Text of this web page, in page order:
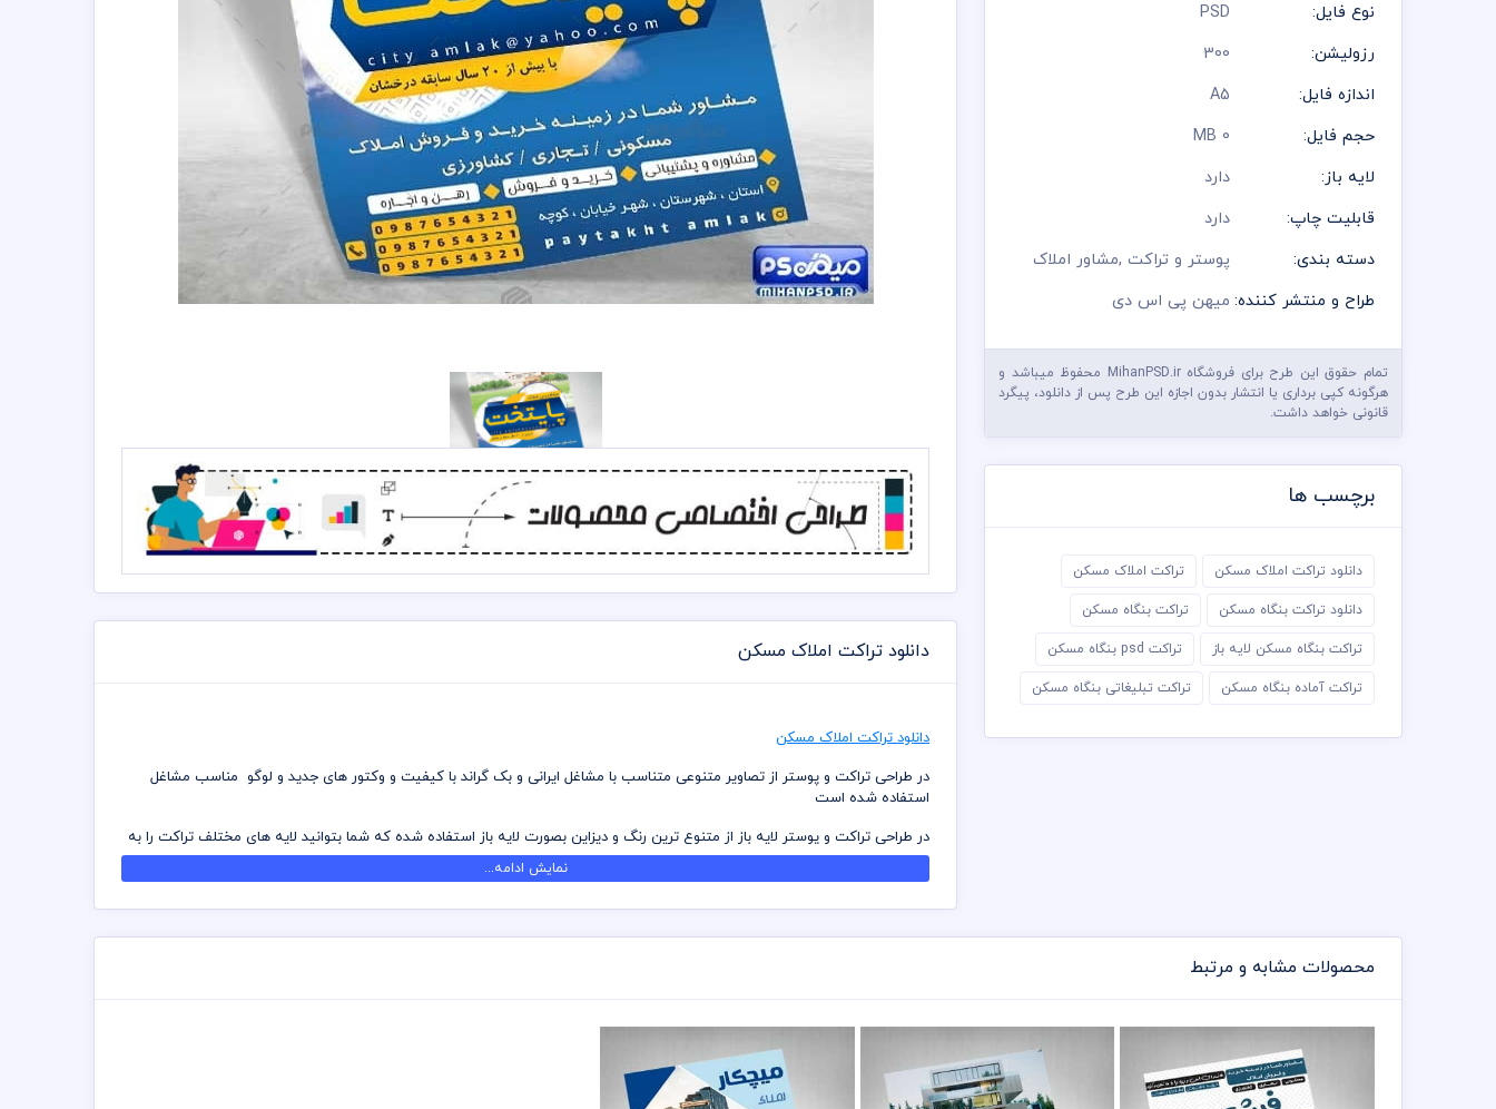
نوع فایل:
PSD
رزولیشن:
300
اندازه فایل:
A5
حجم فایل:
0 MB
لایه باز:
دارد
قابلیت چاپ:
دارد
دسته بندی:
پوستر و تراکت ,مشاور املاک
طراح و منتشر کننده: میهن پی اس دی
تمام حقوق این طرح برای فروشگاه MihanPSD.ir محفوظ میباشد و
هرگونه کپی برداری یا انتشار بدون اجازه این طرح پس از دانلود، پیگرد
قانونی خواهد داشت.
برچسب ها
دانلود تراکت املاک مسکن تراکت املاک مسکن
دانلود تراکت بنگاه مسکن تراکت بنگاه مسکن
تراکت بنگاه مسکن لایه باز تراکت psd بنگاه مسکن
تراکت آماده بنگاه مسکن تراکت تبلیغاتی بنگاه مسکن
دانلود تراکت املاک مسکن
دانلود تراکت املاک مسکن
در طراحی تراکت و پوستر از تصاویر متنوعی متناسب با مشاغل ایرانی و بک گراند با کیفیت و وکتور های جدید و لوگو مناسب مشاغل
استفاده شده است
در طراحی تراکت و پوستر لایه باز از متنوع ترین رنگ و دیزاین بصورت لایه باز استفاده شده که شما بتوانید لایه های مختلف تراکت را به
سلیقه ویرایش و استفاده نمائید
شما می توانید چاپ تراکت های موجود در وب سایت میهن پی اس دی را نزد چاپخانه مجموعه چاپ و در سراسر کشور دریافت نمائید
برای دانلود تراکت و طرح لایه باز به صورت به صرفه می توانید از بسته های اشتراک ویژه استفاده نمائید و تراکت رایگان دانلود نمائید
نمایش ادامه...
محصولات مشابه و مرتبط